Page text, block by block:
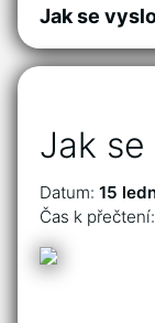
Jak se
Jak
Datum: 15
Čas k přečtení: